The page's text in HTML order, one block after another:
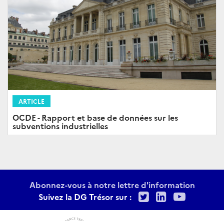
ARTICLE
OCDE - Rapport et base de données sur les
subventions industrielles
Abonnez-vous à notre lettre d'information
Suivez la DG Trésor sur :
TwitterLinkedIn